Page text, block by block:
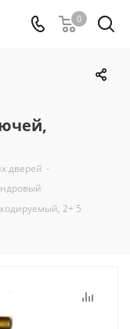
0
дверей -
2+ 5